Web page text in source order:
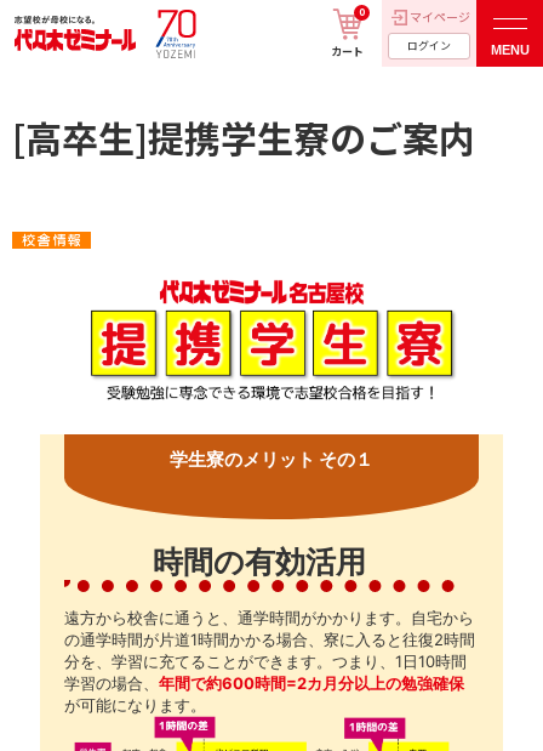
カート
0 マイページ
ログイン MENU
[高卒生]提携学生寮のご案内
学生寮のメリット その１
時間の有効活用
遠方から校舎に通うと、通学時間がかかります。自宅から
の通学時間が片道1時間かかる場合、寮に入ると往復2時間
分を、学習に充てることができます。つまり、1日10時間
学習の場合、 年間で約600時間=2カ月分以上の勉強確保
が可能になります。